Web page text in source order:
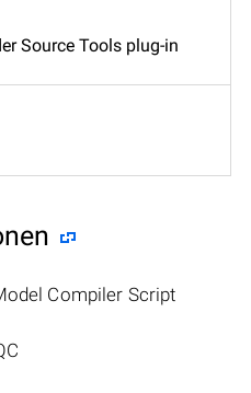
Source Tools plug-in
Compiler Script